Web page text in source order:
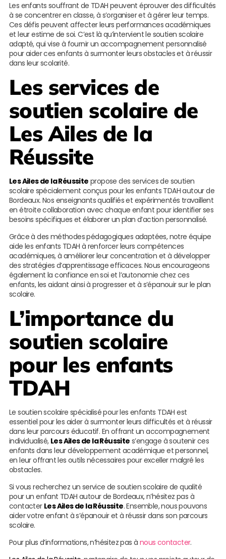
Les enfants souffrant de TDAH peuvent éprouver des difficultés
à se concentrer en classe, à s’organiser et à gérer leur temps.
Ces défis peuvent affecter leurs performances académiques
et leur estime de soi. C’est là qu’intervient le soutien scolaire
adapté, qui vise à fournir un accompagnement personnalisé
pour aider ces enfants à surmonter leurs obstacles et à réussir
dans leur scolarité.
Les services de
soutien scolaire de
Les Ailes de la
Réussite
Les Ailes de la Réussite propose des services de soutien
scolaire spécialement conçus pour les enfants TDAH autour de
Bordeaux. Nos enseignants qualifiés et expérimentés travaillent
en étroite collaboration avec chaque enfant pour identifier ses
besoins spécifiques et élaborer un plan d’action personnalisé.
Grâce à des méthodes pédagogiques adaptées, notre équipe
aide les enfants TDAH à renforcer leurs compétences
académiques, à améliorer leur concentration et à développer
des stratégies d’apprentissage efficaces. Nous encourageons
également la confiance en soi et l’autonomie chez ces
enfants, les aidant ainsi à progresser et à s’épanouir sur le plan
scolaire.
L’importance du
soutien scolaire
pour les enfants
TDAH
Le soutien scolaire spécialisé pour les enfants TDAH est
essentiel pour les aider à surmonter leurs difficultés et à réussir
dans leur parcours éducatif. En offrant un accompagnement
individualisé, Les Ailes de la Réussite s’engage à soutenir ces
enfants dans leur développement académique et personnel,
en leur offrant les outils nécessaires pour exceller malgré les
obstacles.
Si vous recherchez un service de soutien scolaire de qualité
pour un enfant TDAH autour de Bordeaux, n’hésitez pas à
contacter Les Ailes de la Réussite. Ensemble, nous pouvons
aider votre enfant à s’épanouir et à réussir dans son parcours
scolaire.
Pour plus d’informations, n’hésitez pas à nous contacter.